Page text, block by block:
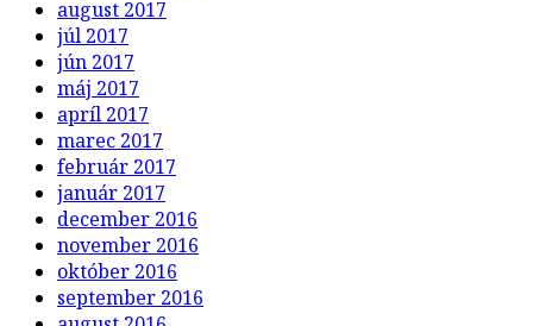
august 2017
júl 2017
jún 2017
máj 2017
apríl 2017
marec 2017
február 2017
január 2017
december 2016
november 2016
október 2016
september 2016